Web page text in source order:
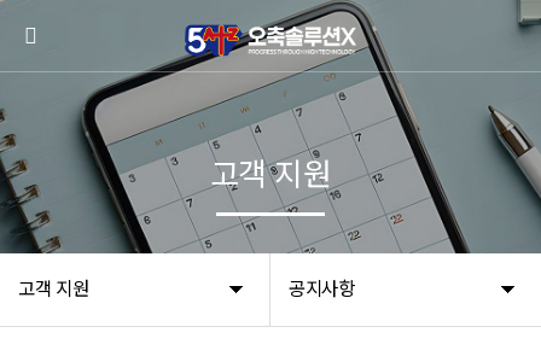
고객 지원 공지사항
고객 지원